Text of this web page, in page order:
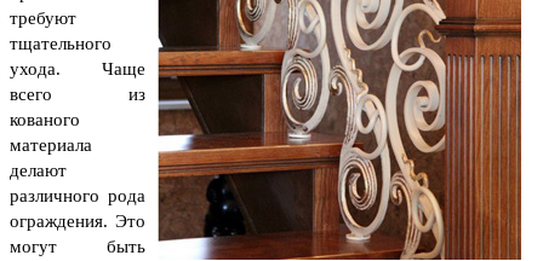
требуют
тщательного
ухода. Чаще
всего из
кованого
материала
делают
различного рода
ограждения. Это
могут быть